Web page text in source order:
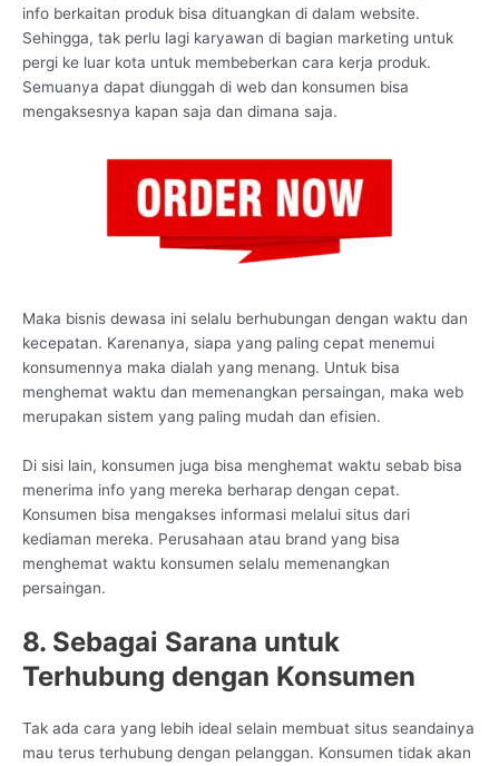
info berkaitan produk bisa dituangkan di dalam website.
Sehingga, tak perlu lagi karyawan di bagian marketing untuk
pergi ke luar kota untuk membeberkan cara kerja produk.
Semuanya dapat diunggah di web dan konsumen bisa
mengaksesnya kapan saja dan dimana saja.
Maka bisnis dewasa ini selalu berhubungan dengan waktu dan
kecepatan. Karenanya, siapa yang paling cepat menemui
konsumennya maka dialah yang menang. Untuk bisa
menghemat waktu dan memenangkan persaingan, maka web
merupakan sistem yang paling mudah dan efisien.
Di sisi lain, konsumen juga bisa menghemat waktu sebab bisa
menerima info yang mereka berharap dengan cepat.
Konsumen bisa mengakses informasi melalui situs dari
kediaman mereka. Perusahaan atau brand yang bisa
menghemat waktu konsumen selalu memenangkan
persaingan.
8. Sebagai Sarana untuk
Terhubung dengan Konsumen
Tak ada cara yang lebih ideal selain membuat situs seandainya
mau terus terhubung dengan pelanggan. Konsumen tidak akan
CS Lenteraweb